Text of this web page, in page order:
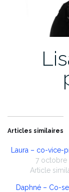
Articles similaires
Laura – co-vice-
7 octobre
Article
Daphné – Co-